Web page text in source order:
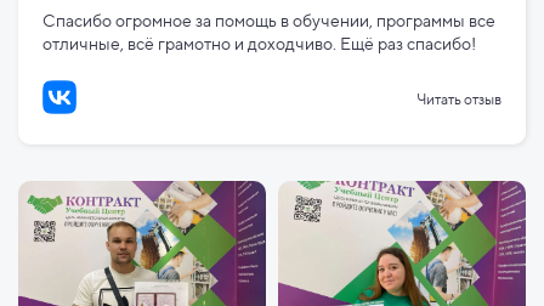
Спасибо огромное за помощь в обучении, программы все
отличные, всё грамотно и доходчиво. Ещё раз спасибо!
Читать отзыв